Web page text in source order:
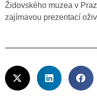
Židovského muzea v
zajímavou prezentací